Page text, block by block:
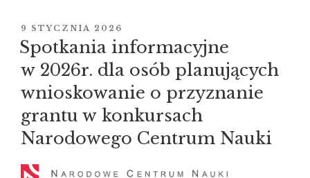
akcji
Marii
Skłodowskiej-
Curie
programu
Horyzont
Europa”
OPUBLIKOWANE
W
9 STYCZNIA 2026
Spotkania informacyjne
w 2026r. dla osób planujących
wnioskowanie o przyznanie
grantu w konkursach
Narodowego Centrum Nauki